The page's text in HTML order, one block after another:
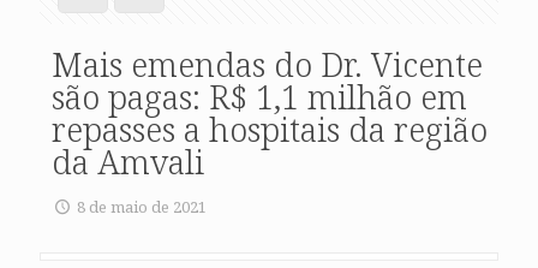
Mais emendas do Dr. Vicente
são pagas: R$ 1,1 milhão em
repasses a hospitais da região
da Amvali
8 de maio de 2021